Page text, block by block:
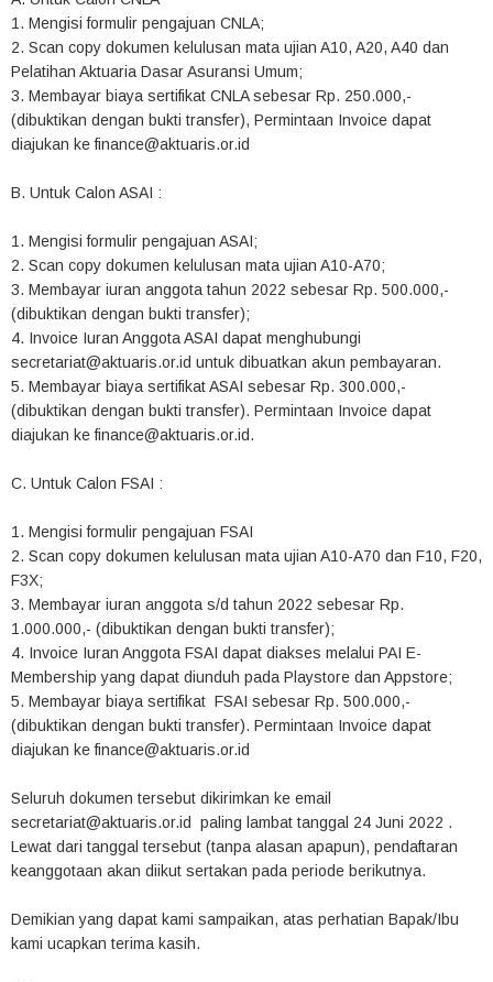
1. Mengisi formulir pengajuan CNLA;
2. Scan copy dokumen kelulusan mata ujian A10, A20, A40 dan
Pelatihan Aktuaria Dasar Asuransi Umum;
3. Membayar biaya sertifikat CNLA sebesar Rp. 250.000,-
(dibuktikan dengan bukti transfer), Permintaan Invoice dapat
diajukan ke finance@aktuaris.or.id
B. Untuk Calon ASAI :
1. Mengisi formulir pengajuan ASAI;
2. Scan copy dokumen kelulusan mata ujian A10-A70;
3. Membayar iuran anggota tahun 2022 sebesar Rp. 500.000,-
(dibuktikan dengan bukti transfer);
4. Invoice Iuran Anggota ASAI dapat menghubungi
secretariat@aktuaris.or.id untuk dibuatkan akun pembayaran.
5. Membayar biaya sertifikat ASAI sebesar Rp. 300.000,-
(dibuktikan dengan bukti transfer). Permintaan Invoice dapat
diajukan ke finance@aktuaris.or.id.
C. Untuk Calon FSAI :
1. Mengisi formulir pengajuan FSAI
2. Scan copy dokumen kelulusan mata ujian A10-A70 dan F10, F20,
F3X;
3. Membayar iuran anggota s/d tahun 2022 sebesar Rp.
1.000.000,- (dibuktikan dengan bukti transfer);
4. Invoice Iuran Anggota FSAI dapat diakses melalui PAI E-
Membership yang dapat diunduh pada Playstore dan Appstore;
5. Membayar biaya sertifikat FSAI sebesar Rp. 500.000,-
(dibuktikan dengan bukti transfer). Permintaan Invoice dapat
diajukan ke finance@aktuaris.or.id
Seluruh dokumen tersebut dikirimkan ke email
secretariat@aktuaris.or.id paling lambat tanggal 24 Juni 2022 .
Lewat dari tanggal tersebut (tanpa alasan apapun), pendaftaran
keanggotaan akan diikut sertakan pada periode berikutnya.
Demikian yang dapat kami sampaikan, atas perhatian Bapak/Ibu
kami ucapkan terima kasih.